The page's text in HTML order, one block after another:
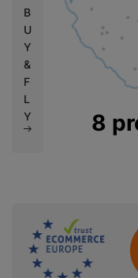
B
U
Y
&
F
L
Y
8
Sdružení